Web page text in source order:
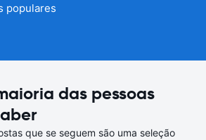
populares
das pessoas
que se seguem são uma seleção